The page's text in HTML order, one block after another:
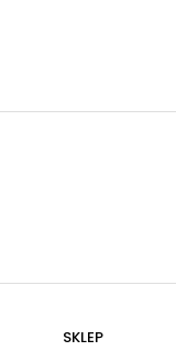
SKLEP